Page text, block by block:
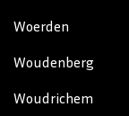
Woerden
Woudenberg
Woudrichem